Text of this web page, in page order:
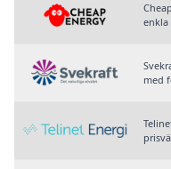
enkla
med